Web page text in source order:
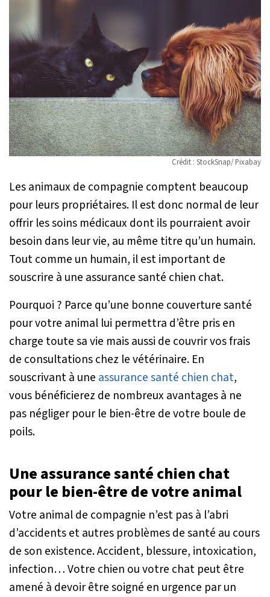
Crédit : StockSnap/ Pixabay
Les animaux de compagnie comptent beaucoup
pour leurs propriétaires. Il est donc normal de leur
offrir les soins médicaux dont ils pourraient avoir
besoin dans leur vie, au même titre qu’un humain.
Tout comme un humain, il est important de
souscrire à une assurance santé chien chat.
Pourquoi ? Parce qu’une bonne couverture santé
pour votre animal lui permettra d’être pris en
charge toute sa vie mais aussi de couvrir vos frais
de consultations chez le vétérinaire. En
souscrivant à une assurance santé chien chat,
vous bénéficierez de nombreux avantages à ne
pas négliger pour le bien-être de votre boule de
poils.
Une assurance santé chien chat
pour le bien-être de votre animal
Votre animal de compagnie n’est pas à l’abri
d’accidents et autres problèmes de santé au cours
de son existence. Accident, blessure, intoxication,
infection… Votre chien ou votre chat peut être
amené à devoir être soigné en urgence par un